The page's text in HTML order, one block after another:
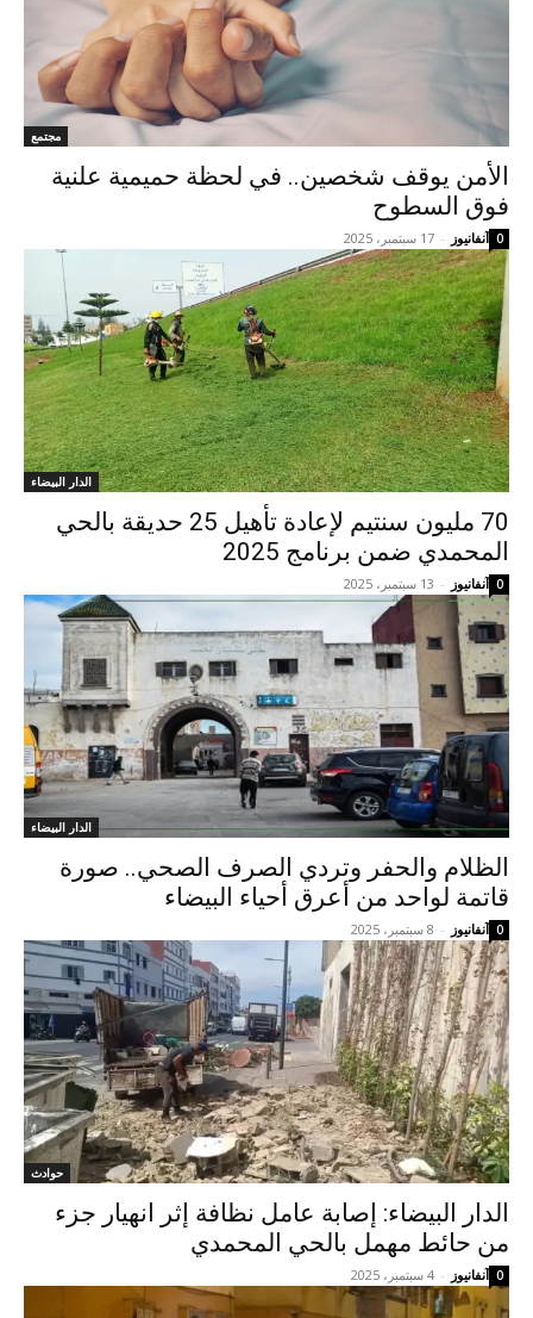
مجتمع
الأمن يوقف شخصين.. في لحظة حميمية علنية
فوق السطوح
آنفانيوز - 17 سبتمبر، 2025 0
الدار البيضاء
70 مليون سنتيم لإعادة تأهيل 25 حديقة بالحي
المحمدي ضمن برنامج 2025
آنفانيوز - 13 سبتمبر، 2025 0
الدار البيضاء
الظلام والحفر وتردي الصرف الصحي.. صورة
قاتمة لواحد من أعرق أحياء البيضاء
آنفانيوز - 8 سبتمبر، 2025 0
حوادث
الدار البيضاء: إصابة عامل نظافة إثر انهيار جزء
من حائط مهمل بالحي المحمدي
آنفانيوز - 4 سبتمبر، 2025 0